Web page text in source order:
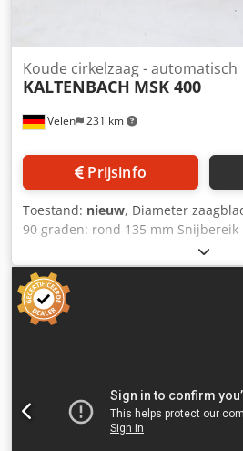
Velen 231 km
Koude cirkelzaag - automatisch
KALTENBACH MSK 400
Prijsinfo
Toestand: nieuw, Diameter
90 graden: rond 135 mm
130 mm Snijbereik bij 90 graden:
Toerentallen zaagblad rpm Totaal
Machinegewicht ca. 1,2 ton
Benodigde ruimte ca. 2,0 x 1,8 x
wigzaag met - toevoertype RB 1500